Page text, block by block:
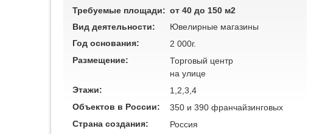
Требуемые площади: от 40 до 150 м2
Вид деятельности:
Ювелирные магазины
Год основания:
2 000г.
Размещение:
Торговый центр
на улице
Этажи:
1,2,3,4
Объектов в России:
350 и 390 франчайзинговых
Страна создания:
Россия